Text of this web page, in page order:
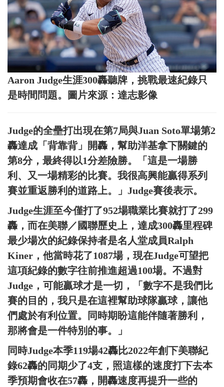
Aaron Judge生涯300轟聽牌，挑戰最速紀錄只
是時間問題。圖片來源：達志影像
Judge的全壘打出現在第7局與Juan Soto單場第2
轟達成「背靠背」開轟，幫助洋基拿下關鍵的
第8分，最終得以1分差險勝。「這是一場勝
利、又一場精彩的比賽。我很高興能贏得系列
賽並重返勝利的道路上。」Judge賽後表示。
Judge生涯至今僅打了952場職業比賽就打了299
轟，而在美聯／國聯歷史上，達成300轟里程碑
最少場次的紀錄保持者是名人堂成員Ralph
Kiner，他當時花了1087場，現在Judge可望把
這項紀錄的數字往前推進超過100場。不過對
Judge，可能贏球才是一切，「數字不是我們比
賽的目的，我只是在這裡幫助球隊贏球，讓他
們處於有利位置。同時期盼這能伴隨著勝利，
那將會是一件特別的事。」
同時Judge本季119場42轟比2022年創下美聯紀
錄62轟的同期少了4支，照這樣的速度打下去本
季預期會收在57轟，開轟速度再提升一些的